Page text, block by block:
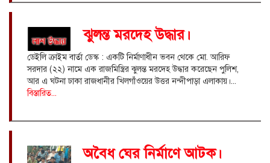
ঝুলন্ত মরদেহ উদ্ধার।
ডেইলি ক্রাইম বার্তা ডেস্ক : একটি নির্মাণাধীন ভবন থেকে মো. আরিফ
সরদার (২২) নামে এক রাজমিস্ত্রির ঝুলন্ত মরদেহ উদ্ধার করেছেন পুলিশ,
আর এ ঘটনা ঢাকা রাজধানীর খিলগাঁওয়ের উত্তর নন্দীপাড়া এলাকায়।...
বিস্তারিত...
অবৈধ ঘের নির্মাণে আটক।